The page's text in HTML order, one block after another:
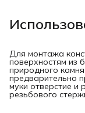
Для монтажа
поверхностям из
природного
предварительно
муки отверстие и
резьбового